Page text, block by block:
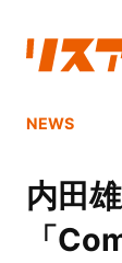
NEWS
内田
「